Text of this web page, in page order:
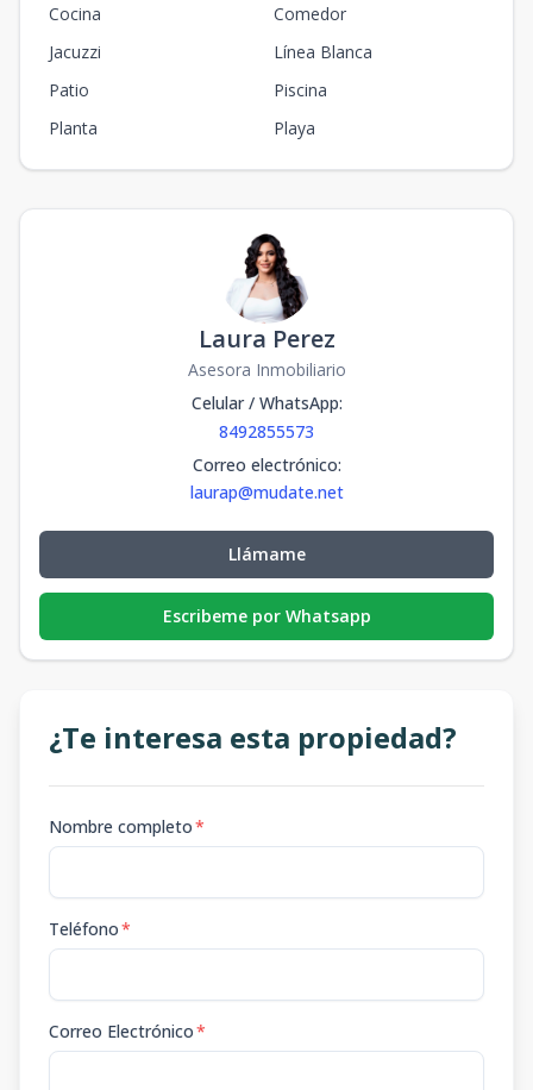
Cocina
Comedor
Jacuzzi
Línea Blanca
Patio
Piscina
Planta
Playa
Laura Perez
Asesora Inmobiliario
Celular / WhatsApp:
8492855573
Correo electrónico:
laurap@mudate.net
Llámame
Escribeme por Whatsapp
¿Te interesa esta propiedad?
Nombre completo*
Teléfono*
Correo Electrónico*